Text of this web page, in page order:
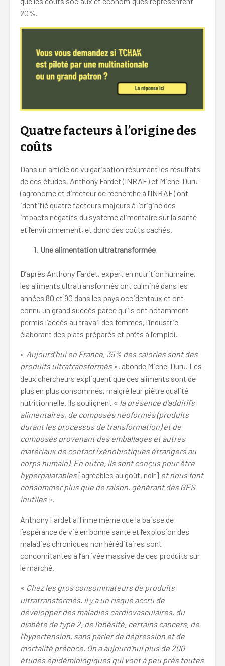
20%.
Quatre facteurs à l’origine des
coûts
Dans un article de vulgarisation résumant les résultats
de ces études, Anthony Fardet (INRAE) et Michel Duru
(agronome et directeur de recherche à l’INRAE) ont
identifié quatre facteurs majeurs à l’origine des
impacts négatifs du système alimentaire sur la santé
et l’environnement, et donc des coûts cachés.
Une alimentation ultratransformée
D’après Anthony Fardet, expert en nutrition humaine,
les aliments ultratransformés ont culminé dans les
années 80 et 90 dans les pays occidentaux et ont
connu un grand succès parce qu’ils ont notamment
permis l’accès au travail des femmes, l’industrie
élaborant des plats préparés et prêts à l’emploi.
« Aujourd’hui en France, 35% des calories sont des
produits ultratransformés », abonde Michel Duru. Les
deux chercheurs expliquent que ces aliments sont de
plus en plus consommés, malgré leur piètre qualité
nutritionnelle. Ils soulignent « la présence d’additifs
alimentaires, de composés néoformés (produits
durant les processus de transformation) et de
composés provenant des emballages et autres
matériaux de contact (xénobiotiques étrangers au
corps humain). En outre, ils sont conçus pour être
hyperpalatables[agréables au goût, ndlr] et nous font
consommer plus que de raison, générant des GES
inutiles ».
Anthony Fardet affirme même que la baisse de
l’espérance de vie en bonne santé et l’explosion des
maladies chroniques non héréditaires sont
concomitantes à l’arrivée massive de ces produits sur
le marché.
« Chez les gros consommateurs de produits
ultratransformés, il y a un risque accru de
développer des maladies cardiovasculaires, du
diabète de type 2, de l’obésité, certains cancers, de
l’hypertension, sans parler de dépression et de
mortalité précoce. On a aujourd’hui plus de 200
études épidémiologiques qui vont à peu près toutes